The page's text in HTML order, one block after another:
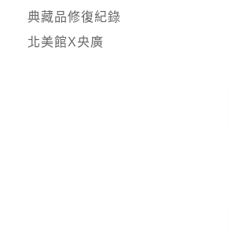
典藏品修復紀錄
北美館X央廣